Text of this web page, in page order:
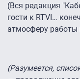
(Вся редакция
гости к RTVI…
атмосферу работы
(Разумеется,